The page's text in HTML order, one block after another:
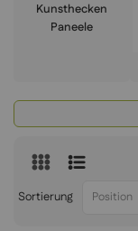
Kunsthecken
Paneele
Sortierung